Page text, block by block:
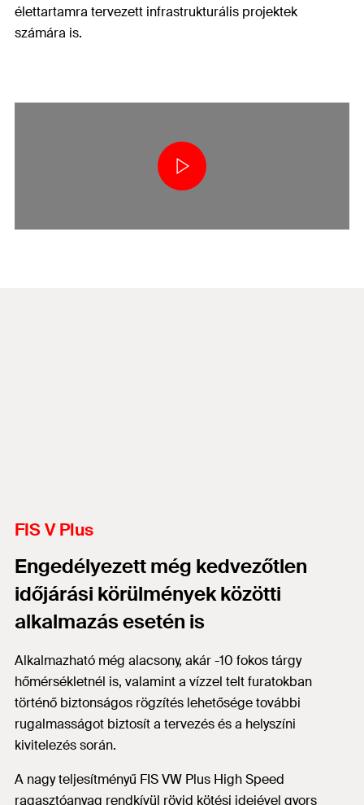
élettartamra tervezett infrastrukturális projektek
számára is.
FIS V Plus
Engedélyezett még kedvezőtlen
időjárási körülmények közötti
alkalmazás esetén is
Alkalmazható még alacsony, akár -10 fokos tárgy
hőmérsékletnél is, valamint a vízzel telt furatokban
történő biztonságos rögzítés lehetősége további
rugalmasságot biztosít a tervezés és a helyszíni
kivitelezés során.
A nagy teljesítményű FIS VW Plus High Speed
ragasztóanyag rendkívül rövid kötési idejével gyors